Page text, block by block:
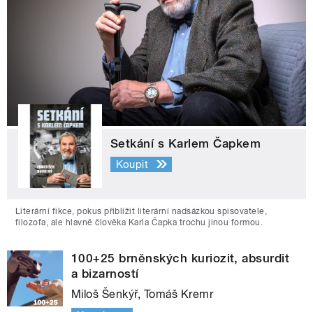
Setkání s Karlem Čapkem
Koupit
Literární fikce, pokus přiblížit literární nadsázkou spisovatele,
filozofa, ale hlavně člověka Karla Čapka trochu jinou formou.
100+25 brněnských kuriozit, absurdit
a bizarností
Miloš Šenkýř, Tomáš Kremr